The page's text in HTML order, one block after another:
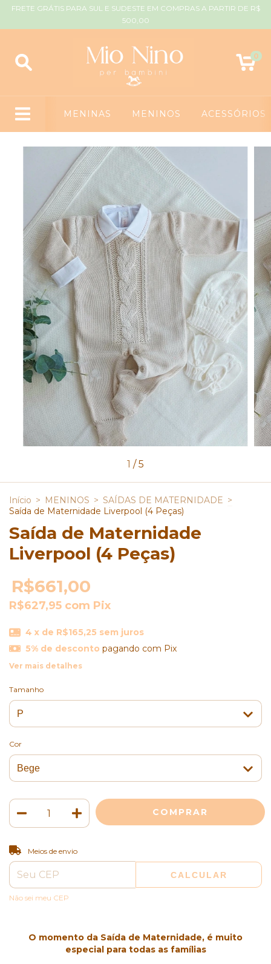
FRETE GRÁTIS PARA SUL E SUDESTE EM COMPRAS A PARTIR DE R$
500,00
0
MENINAS MENINOS ACESSÓRIOS
1 /5
Início > MENINOS > SAÍDAS DE MATERNIDADE >
Saída de Maternidade Liverpool (4 Peças)
Saída de Maternidade
Liverpool (4 Peças)
R$661,00
R$627,95 com Pix
4 x de R$165,25 sem juros
5% de desconto pagando com Pix
Ver mais detalhes
Tamanho
Cor
Entregas para o CEP:
Meios de envio
CALCULAR
Não sei meu CEP
O momento da Saída de Maternidade, é muito
especial para todas as famílias